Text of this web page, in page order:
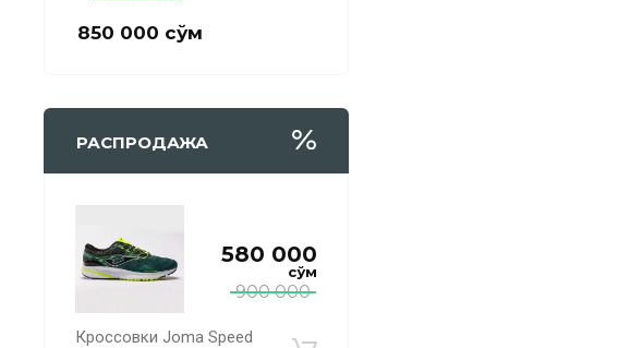
850 000 сўм
РАСПРОДАЖА
900 000
580 000
сўм
Кроссовки Joma Speed